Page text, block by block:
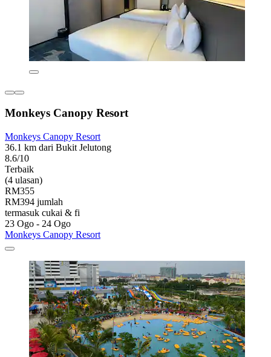
Monkeys Canopy Resort
Monkeys Canopy Resort
36.1 km dari Bukit Jelutong
8.6/10
Terbaik
(4 ulasan)
RM355
RM394 jumlah
termasuk cukai & fi
23 Ogo - 24 Ogo
Monkeys Canopy Resort